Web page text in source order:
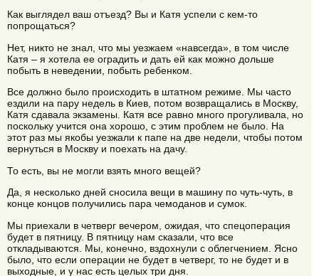
Как выглядел ваш отъезд? Вы и Катя успели с кем-то
попрощаться?
Нет, никто не знал, что мы уезжаем «навсегда», в том числе
Катя – я хотела ее оградить и дать ей как можно дольше
побыть в неведении, побыть ребенком.
Все должно было происходить в штатном режиме. Мы часто
ездили на пару недель в Киев, потом возвращались в Москву,
Катя сдавала экзамены. Катя все равно много прогуливала, но
поскольку учится она хорошо, с этим проблем не было. На
этот раз мы якобы уезжали к папе на две недели, чтобы потом
вернуться в Москву и поехать на дачу.
То есть, вы не могли взять много вещей?
Да, я несколько дней сносила вещи в машину по чуть-чуть, в
конце концов получились пара чемоданов и сумок.
Мы приехали в четверг вечером, ожидая, что спецоперация
будет в пятницу. В пятницу нам сказали, что все
откладываются. Мы, конечно, вздохнули с облегчением. Ясно
было, что если операции не будет в четверг, то не будет и в
выходные, и у нас есть целых три дня.